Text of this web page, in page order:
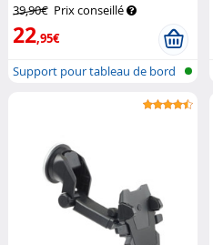
39,90€ Prix conseillé
22,95€
Support pour tableau de bord